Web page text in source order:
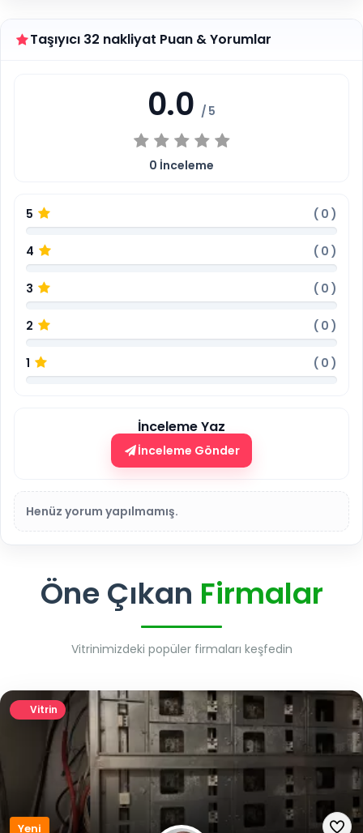
Taşıyıcı 32 nakliyat Puan & Yorumlar
0.0 / 5
0 İnceleme
5 ( 0 )
4 ( 0 )
3 ( 0 )
2 ( 0 )
1 ( 0 )
İnceleme Yaz
İnceleme Gönder
Henüz yorum yapılmamış.
Öne Çıkan Firmalar
Vitrinimizdeki popüler firmaları keşfedin
Vitrin
Yeni